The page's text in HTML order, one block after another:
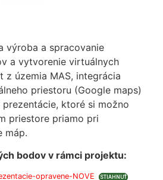
výroba a spracovanie
a vytvorenie virtuálnych
z územia MAS, integrácia
priestoru (Google maps)
ktoré si možno
priestore priamo pri
máp.
bodov v rámci projektu:
opravene-NOVE STIAHNUŤ